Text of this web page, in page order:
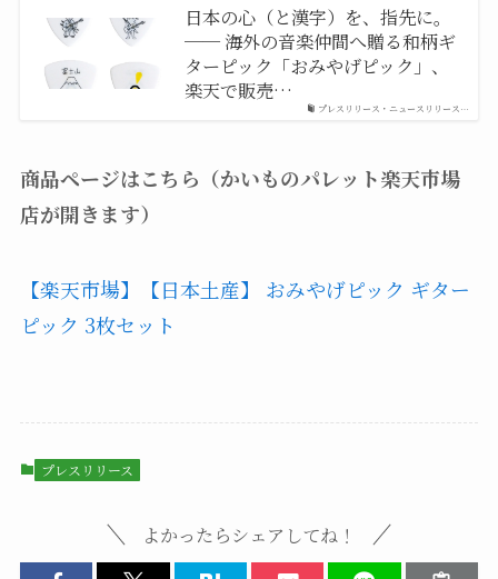
プレスリリース・ニュースリリース…
日本の心（と漢字）を、指先に。
── 海外の音楽仲間へ贈る和柄ギ
ターピック「おみやげピック」、
楽天で販売…
商品ページはこちら（かいものパレット楽天市場
店が開きます）
【楽天市場】【日本土産】 おみやげピック ギター
ピック 3枚セット
プレスリリース
よかったらシェアしてね！